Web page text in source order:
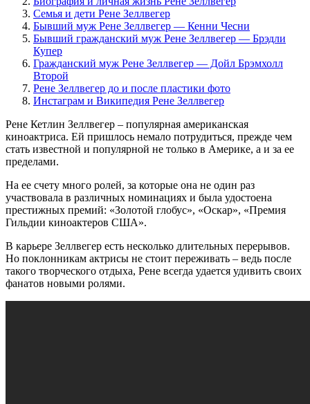
Семья и дети Рене Зеллвегер
Бывший муж Рене Зеллвегер — Кенни Чесни
Бывший гражданский муж Рене Зеллвегер — Брэдли
Купер
Гражданский муж Рене Зеллвегер — Дойл Брэмхолл
Второй
Рене Зеллвегер до и после пластики фото
Инстаграм и Википедия Рене Зеллвегер
Рене Кетлин Зеллвегер – популярная американская
киноактриса. Ей пришлось немало потрудиться, прежде чем
стать известной и популярной не только в Америке, а и за ее
пределами.
На ее счету много ролей, за которые она не один раз
участвовала в различных номинациях и была удостоена
престижных премий: «Золотой глобус», «Оскар», «Премия
Гильдии киноактеров США».
В карьере Зеллвегер есть несколько длительных перерывов.
Но поклонникам актрисы не стоит переживать – ведь после
такого творческого отдыха, Рене всегда удается удивить своих
фанатов новыми ролями.